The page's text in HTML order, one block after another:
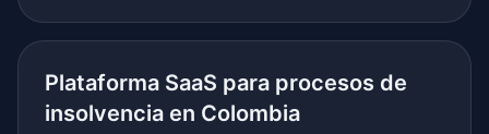
Plataforma SaaS para procesos de
insolvencia en Colombia